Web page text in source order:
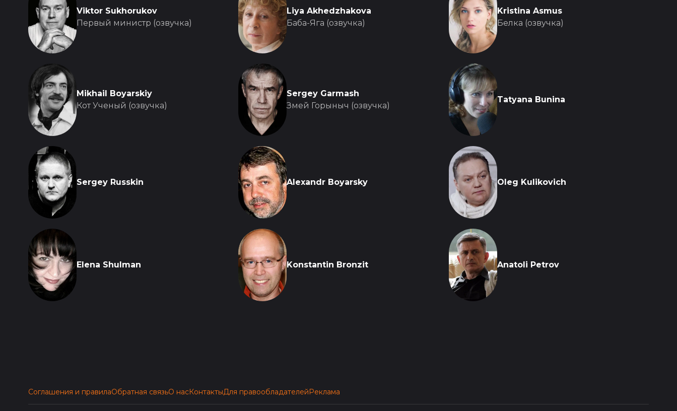
Viktor Sukhorukov
Первый министр (озвучка)
Liya Akhedzhakova
Баба-Яга (озвучка)
Kristina Asmus
Белка (озвучка)
Mikhail Boyarskiy
Кот Ученый (озвучка)
Sergey Garmash
Змей Горыныч (озвучка)
Tatyana Bunina
Sergey Russkin Alexandr Boyarsky Oleg Kulikovich
Elena Shulman Konstantin Bronzit Anatoli Petrov
Соглашения и правилаОбратная связьО насКонтактыДля правообладателей Реклама